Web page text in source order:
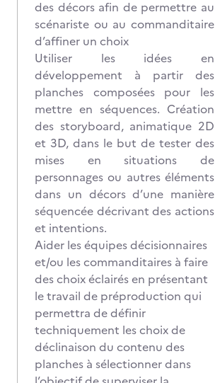
des décors afin de permettre au
scénariste ou au commanditaire
d’affiner un choix
Utiliser les idées en
développement à partir des
planches composées pour les
mettre en séquences. Création
des storyboard, animatique 2D
et 3D, dans le but de tester des
mises en situations de
personnages ou autres éléments
dans un décors d’une manière
séquencée décrivant des actions
et intentions.
Aider les équipes décisionnaires
et/ou les commanditaires à faire
des choix éclairés en présentant
le travail de préproduction qui
permettra de définir
techniquement les choix de
déclinaison du contenu des
planches à sélectionner dans